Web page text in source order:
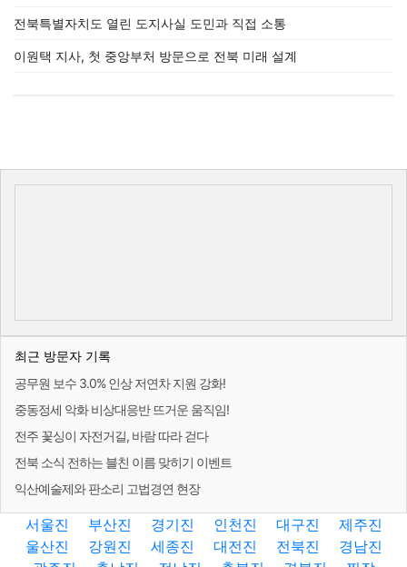
전북특별자치도 열린 도지사실 도민과 직접 소통
이원택 지사, 첫 중앙부처 방문으로 전북 미래 설계
최근 방문자 기록
공무원 보수 3.0% 인상 저연차 지원 강화!
중동정세 악화 비상대응반 뜨거운 움직임!
전주 꽃싱이 자전거길, 바람 따라 걷다
전북 소식 전하는 블친 이름 맞히기 이벤트
익산예술제와 판소리 고법경연 현장
서울진 부산진 경기진 인천진 대구진
제주진
울산진
강원진 세종진 대전진 전북진
경남진